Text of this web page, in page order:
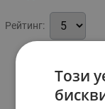
Рейтинг:
Този